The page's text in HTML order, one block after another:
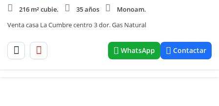
216 m² cubie.
35 años
Monoam.
Venta casa La Cumbre centro 3 dor. Gas Natural
WhatsApp Contactar